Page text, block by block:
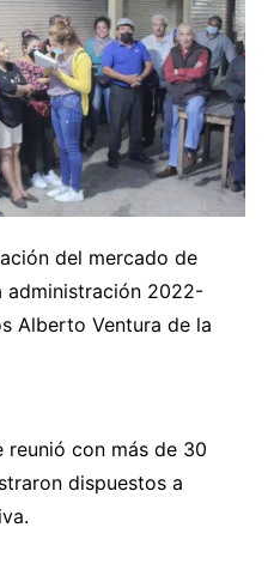
del mercado de
administración 2022-
Alberto Ventura de la
reunió con más de 30
dispuestos a